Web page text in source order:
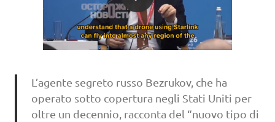
L’agente segreto russo Bezrukov, che ha
operato sotto copertura negli Stati Uniti per
oltre un decennio, racconta del “nuovo tipo di